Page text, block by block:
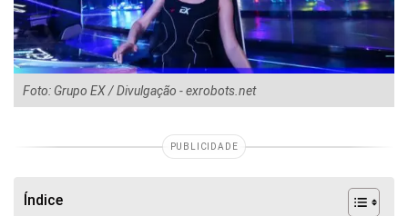
Foto: Grupo EX / Divulgação - exrobots.net
PUBLICIDADE
Índice